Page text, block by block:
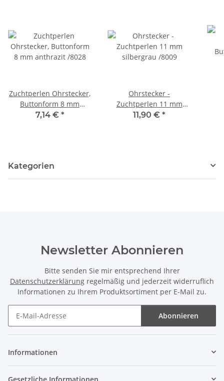
Zuchtperlen Ohrstecker,
Buttonform 8 mm
anthrazit /8028
7,14 € *
Ohrstecker -
Zuchtperlen 11 mm
silbergrau /8009
11,90 € *
Kategorien
Newsletter Abonnieren
Bitte senden Sie mir entsprechend Ihrer
Datenschutzerklärung regelmäßig und jederzeit widerruflich
Informationen zu Ihrem Produktsortiment per E-Mail zu.
Abonnieren
Informationen